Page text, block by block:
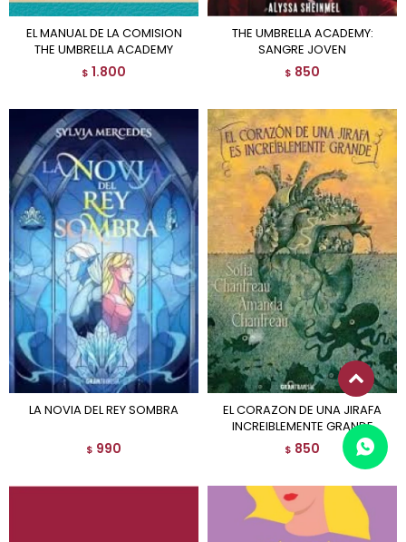
EL MANUAL DE LA COMISION
THE UMBRELLA ACADEMY
$ 1.800
THE UMBRELLA ACADEMY:
SANGRE JOVEN
$ 850
LA NOVIA DEL REY SOMBRA
$ 990
EL CORAZON DE UNA JIRAFA
INCREIBLEMENTE GRANDE
$ 850